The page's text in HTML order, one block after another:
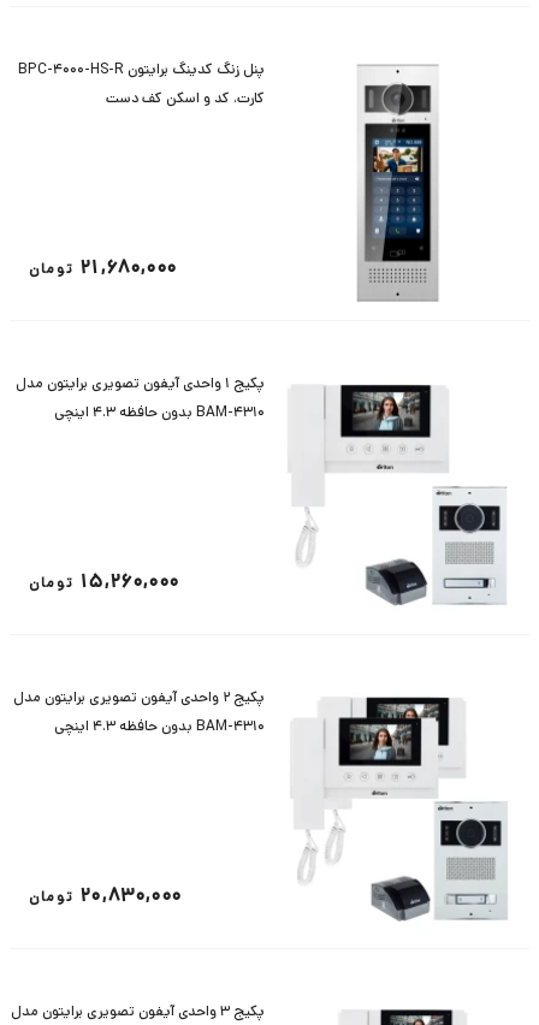
پنل زنگ کدینگ برایتون BPC-4000-HS-R
کارت، کد و اسکن کف دست
21,680,000 تومان
پکیج 1 واحدی آیفون تصویری برایتون مدل
BAM-4310 بدون حافظه 4.3 اینچی
15,260,000 تومان
پکیج 2 واحدی آیفون تصویری برایتون مدل
BAM-4310 بدون حافظه 4.3 اینچی
20,830,000 تومان
پکیج 3 واحدی آیفون تصویری برایتون مدل